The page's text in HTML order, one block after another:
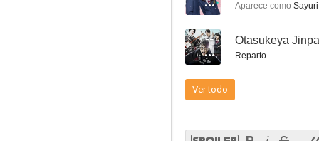
Aparece como
-- Otasukeya
Reparto
Ver todo